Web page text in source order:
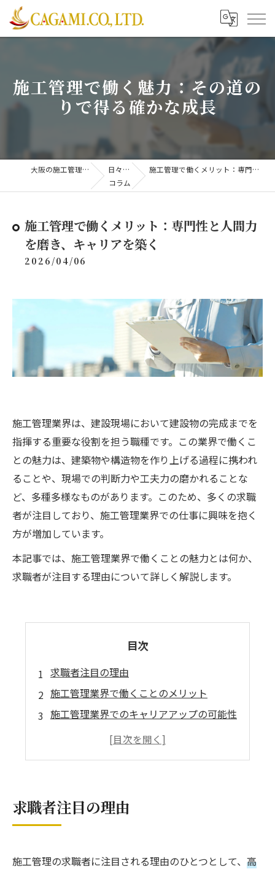
施工管理で働く魅力：その道の
りで得る確かな成長
大阪の施工管理は株式会社CAGAMI
日々更新中！
コラム
施工管理で働くメリット：専門性と人間力を磨き、キャリアを築く
施工管理で働くメリット：専門性と人間力
を磨き、キャリアを築く
2026/04/06
施工管理業界は、建設現場において建設物の完成までを
指揮する重要な役割を担う職種です。この業界で働くこ
との魅力は、建築物や構造物を作り上げる過程に携われ
ることや、現場での判断力や工夫力の磨かれることな
ど、多種多様なものがあります。このため、多くの求職
者が注目しており、施工管理業界での仕事に興味を抱く
方が増加しています。
本記事では、施工管理業界で働くことの魅力とは何か、
求職者が注目する理由について詳しく解説します。
目次
求職者注目の理由
施工管理業界で働くことのメリット
施工管理業界でのキャリアアップの可能性
大阪・兵庫の施工管理ならCAGAMI
求職者注目の理由
施工管理の求職者に注目される理由のひとつとして、 高